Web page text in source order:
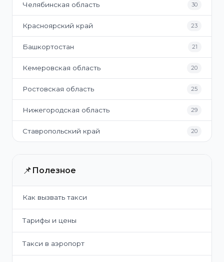
Челябинская область 30
Красноярский край 23
Башкортостан 21
Кемеровская область 20
Ростовская область 25
Нижегородская область 29
Ставропольский край 20
📌 Полезное
Как вызвать такси
Тарифы и цены
Такси в аэропорт